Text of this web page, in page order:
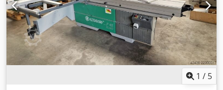
Régua de corte transversal com função de esquadria: sim
Diâmetro da lâmina: 450 mm Números de rotações: 4
Potência do motor: 5,5 kW Conexão para extração: 80 e 120
mm Comprimento da máquina: 3200 mm Largura da
máquina: 2000 mm Peso: 1200 kg
1 / 5